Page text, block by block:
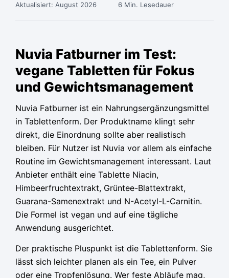
Aktualisiert: August 2026 6 Min. Lesedauer
Nuvia Fatburner im Test:
vegane Tabletten für Fokus
und Gewichtsmanagement
Nuvia Fatburner ist ein Nahrungsergänzungsmittel
in Tablettenform. Der Produktname klingt sehr
direkt, die Einordnung sollte aber realistisch
bleiben. Für Nutzer ist Nuvia vor allem als einfache
Routine im Gewichtsmanagement interessant. Laut
Anbieter enthält eine Tablette Niacin,
Himbeerfruchtextrakt, Grüntee-Blattextrakt,
Guarana-Samenextrakt und N-Acetyl-L-Carnitin.
Die Formel ist vegan und auf eine tägliche
Anwendung ausgerichtet.
Der praktische Pluspunkt ist die Tablettenform. Sie
lässt sich leichter planen als ein Tee, ein Pulver
oder eine Tropfenlösung. Wer feste Abläufe mag,
Preis
war:
84,95 €
Preis
ist:
25,80 €.
Preis
war:
84,95 €
Preis
ist:
25,80 €.
Preis
war:
84,95 €
Preis
ist:
25,80 €.